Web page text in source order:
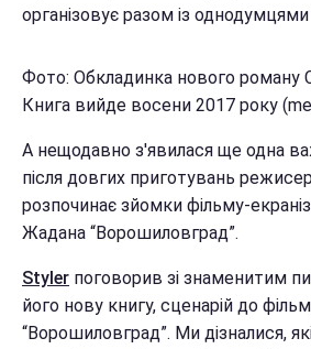
організовує разом із
Фото: Обкладинка нового роману
Книга вийде восени 2017 року
А нещодавно з'явилася ще одна
після довгих приготувань
розпочинає зйомки фільму-
Жадана “Ворошиловград”.
Styler поговорив зі знаменитим
його нову книгу, сценарій до
“Ворошиловград”. Ми дізналися,